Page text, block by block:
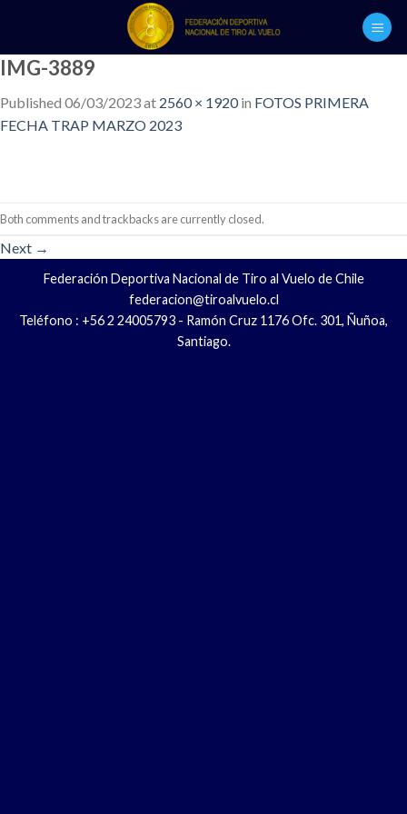
content
IMG-3889
Published 06/03/2023at 2560 × 1920in FOTOS PRIMERA
FECHA TRAP MARZO 2023
Both comments and trackbacks are currently closed.
Next →
Federación Deportiva Nacional de Tiro al Vuelo de Chile
federacion@tiroalvuelo.cl
Teléfono : +56 2 24005793 - Ramón Cruz 1176 Ofc. 301, Ñuñoa,
Santiago.